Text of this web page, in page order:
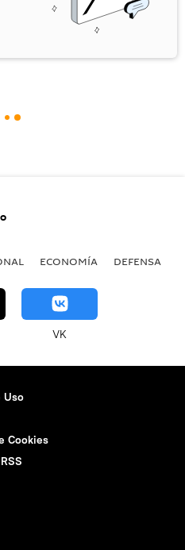
ECONOMÍA DEFENSA
VK
Uso
Cookies
RSS